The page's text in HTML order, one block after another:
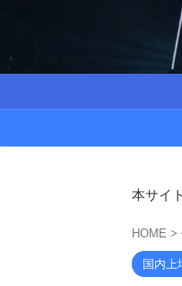
本サイ
HOME >
国内上